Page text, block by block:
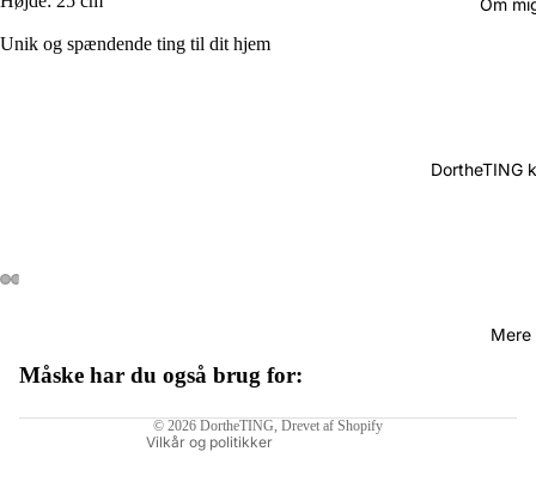
DortheTING
Mere
Unik og spændende ting til dit hjem
Måske har du også brug for:
© 2026 DortheTING, Drevet af Shopify
Vilkår og politikker